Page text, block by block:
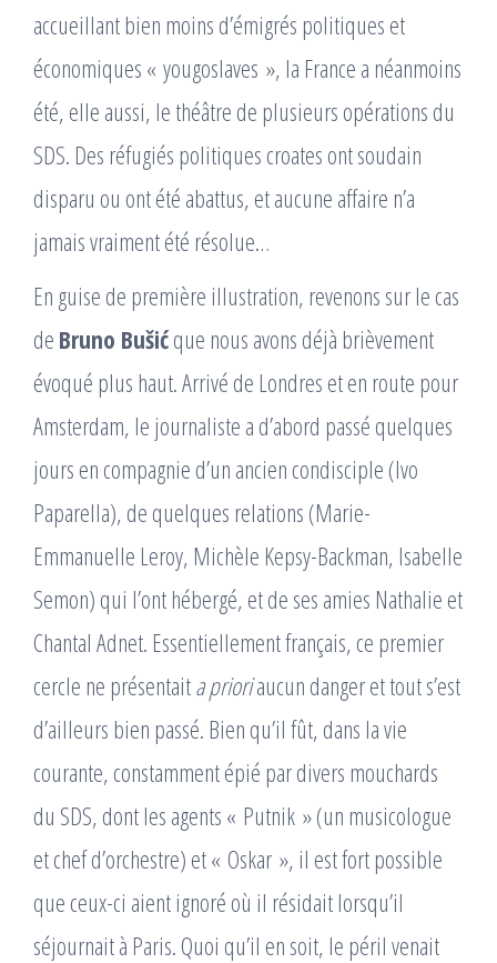
accueillant bien moins d’émigrés politiques et
économiques « yougoslaves », la France a néanmoins
été, elle aussi, le théâtre de plusieurs opérations du
SDS. Des réfugiés politiques croates ont soudain
disparu ou ont été abattus, et aucune affaire n’a
jamais vraiment été résolue…
En guise de première illustration, revenons sur le cas
de Bruno Bušićque nous avons déjà brièvement
évoqué plus haut. Arrivé de Londres et en route pour
Amsterdam, le journaliste a d’abord passé quelques
jours en compagnie d’un ancien condisciple (Ivo
Paparella), de quelques relations (Marie-
Emmanuelle Leroy, Michèle Kepsy-Backman, Isabelle
Semon) qui l’ont hébergé, et de ses amies Nathalie et
Chantal Adnet. Essentiellement français, ce premier
cercle ne présentaita prioriaucun danger et tout s’est
d’ailleurs bien passé. Bien qu’il fût, dans la vie
courante, constamment épié par divers mouchards
du SDS, dont les agents « Putnik » (un musicologue
et chef d’orchestre) et « Oskar », il est fort possible
que ceux-ci aient ignoré où il résidait lorsqu’il
séjournait à Paris. Quoi qu’il en soit, le péril venait